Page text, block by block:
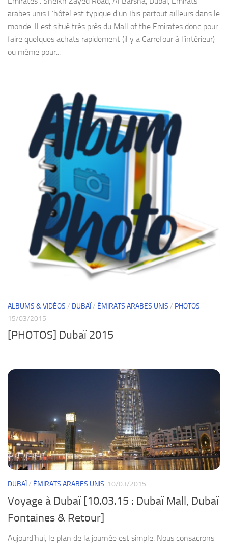
arabes unis L’hôtel est typique d’un Ibis partout ailleurs dans le
monde. Il est situé très près du Mall of the Emirates donc pour
faire quelques achats rapidement (il y a Carrefour à l’intérieur)
ou même pour...
ALBUMS & VIDÉOS / DUBAÏ/ ÉMIRATS ARABES UNIS / PHOTOS
15/03/2015
[PHOTOS] Dubaï 2015
DUBAÏ/ ÉMIRATS ARABES UNIS 10/03/2015
Voyage à Dubaï [10.03.15 : Dubaï Mall, Dubaï
Fontaines & Retour]
Aujourd’hui, le plan de la journée est simple. Nous consacrons